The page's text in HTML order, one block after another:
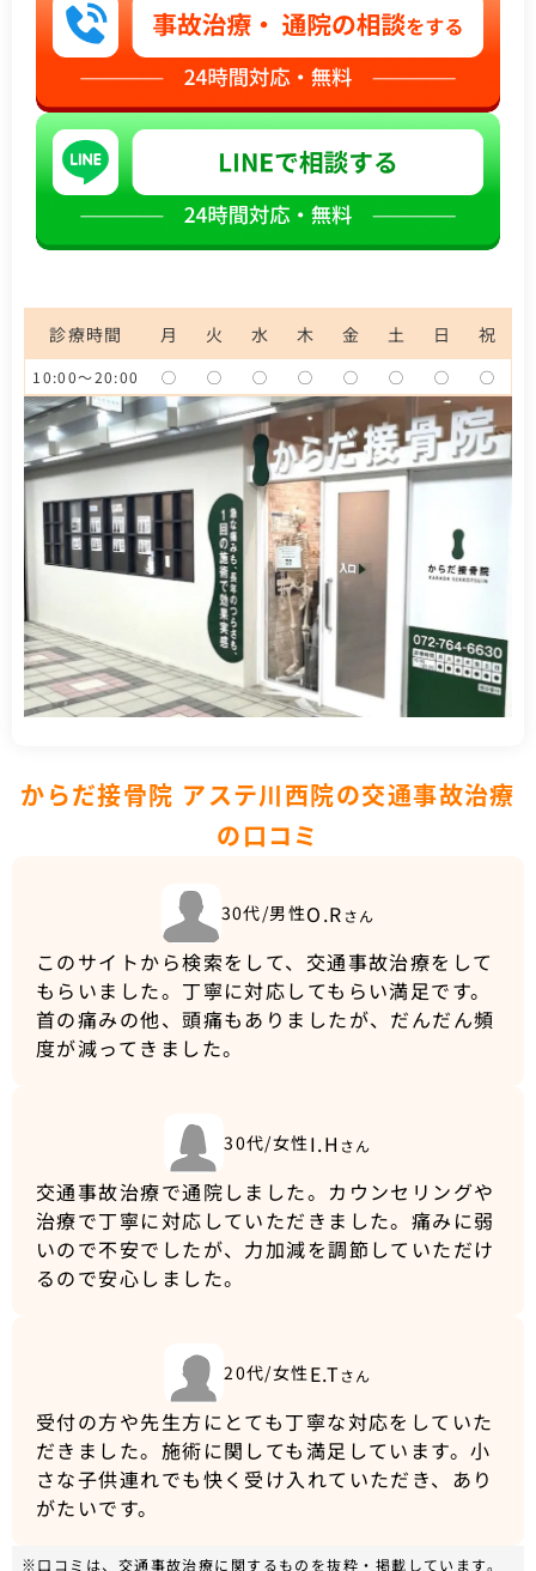
診療時間 月 火 水 木 金 土 日 祝
10:00～20:00 ◯ ◯ ◯ ◯ ◯ ◯ ◯ ◯
からだ接骨院 アステ川西院の交通事故治療
の口コミ
30代/男性O.R さん
このサイトから検索をして、交通事故治療をして
もらいました。丁寧に対応してもらい満足です。
首の痛みの他、頭痛もありましたが、だんだん頻
度が減ってきました。
30代/女性I.H さん
交通事故治療で通院しました。カウンセリングや
治療で丁寧に対応していただきました。痛みに弱
いので不安でしたが、力加減を調節していただけ
るので安心しました。
20代/女性E.T さん
受付の方や先生方にとても丁寧な対応をしていた
だきました。施術に関しても満足しています。小
さな子供連れでも快く受け入れていただき、あり
がたいです。
※口コミは、交通事故治療に関するものを抜粋・掲載しています。